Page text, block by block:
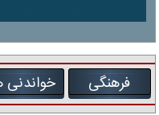
فرهنگی خواندنی